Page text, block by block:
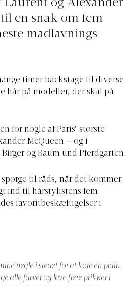
Laurent og Alexander
en snak om fem
madlavnings-
timer backstage til diverse
hår på modeller, der skal på
for nogle af Paris’ største
McQueen – og i
og Baum und Pferdgarten.
til råds, når det kommer
ind til hårstylistens fem
favoritbeskæftigelser i
negle i stedet for at køre en plain,
alle farver og lave flere prikker i